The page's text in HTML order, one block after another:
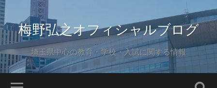
梅野弘之オフィシャルブログ
埼玉県中心の教育・学校・入試に関する情報